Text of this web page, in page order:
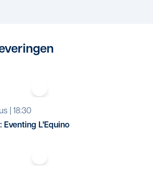
| 18:30
Eventing L'Equino